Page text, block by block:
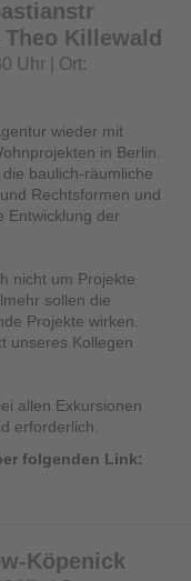
Killewald
Uhr | Ort:
wieder mit
in Berlin.
baulich-räumliche
Rechtsformen und
Entwicklung der
nicht um Projekte
sollen die
Projekte wirken.
unseres Kollegen
allen Exkursionen
erforderlich.
folgenden Link:
Köpenick